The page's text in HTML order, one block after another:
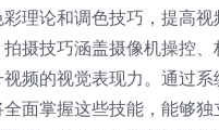
理论和调色技巧，提高
摄技巧涵盖摄像机操控
频的视觉表现力。通过系
面掌握这些技能，能够